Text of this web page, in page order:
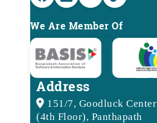
We Are Member Of
Address
151/7, Goodluck Center
(4th Floor), Panthapath